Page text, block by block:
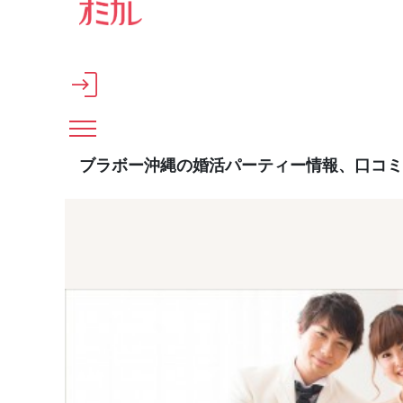
メインコンテンツへスキップ
ブラボー沖縄の婚活パーティー情報、口コ